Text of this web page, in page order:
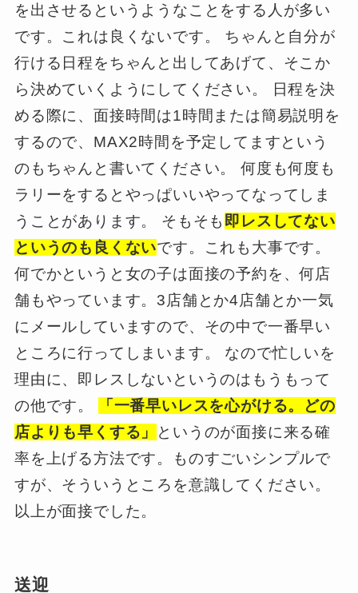
を出させるというようなことをする人が多い
です。これは良くないです。 ちゃんと自分が
行ける日程をちゃんと出してあげて、そこか
ら決めていくようにしてください。 日程を決
める際に、面接時間は1時間または簡易説明を
するので、MAX2時間を予定してますという
のもちゃんと書いてください。 何度も何度も
ラリーをするとやっぱいいやってなってしま
うことがあります。 そもそも 即レスしてない
というのも良くないです。これも大事です。
何でかというと女の子は面接の予約を、何店
舗もやっています。3店舗とか4店舗とか一気
にメールしていますので、その中で一番早い
ところに行ってしまいます。 なので忙しいを
理由に、即レスしないというのはもうもって
の他です。
「一番早いレスを心がける。どの
店よりも早くする」
というのが面接に来る確
率を上げる方法です。ものすごいシンプルで
すが、そういうところを意識してください。
以上が面接でした。
送迎